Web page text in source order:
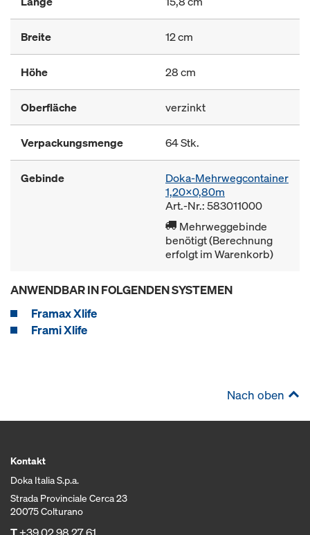
Breite 12 cm
Höhe 28 cm
Oberfläche verzinkt
Verpackungsmenge 64 Stk.
Gebinde
Doka-Mehrwegcontainer
1,20x0,80m
Art.-Nr.: 583011000
Mehrweggebinde
benötigt (Berechnung
erfolgt im Warenkorb)
ANWENDBAR IN FOLGENDEN SYSTEMEN
Framax Xlife
Frami Xlife
Nach oben
Kontakt
Doka Italia S.p.a.
Strada Provinciale Cerca 23
20075 Colturano